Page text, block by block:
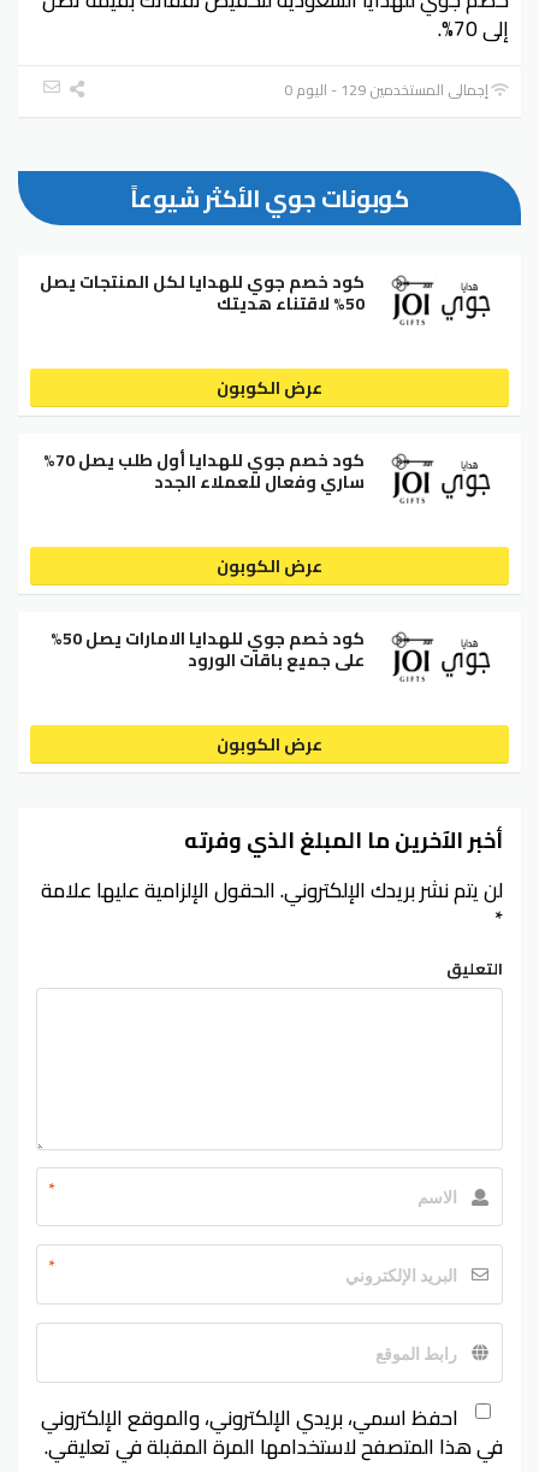
إلى 70%.
إجمالي المستخدمين 129 - اليوم 0
كوبونات جوي الأكثر شيوعاً
كود خصم جوي للهدايا لكل المنتجات يصل
50% لاقتناء هديتك
عرض الكوبون
كود خصم جوي للهدايا أول طلب يصل 70%
ساري وفعال للعملاء الجدد
عرض الكوبون
كود خصم جوي للهدايا الامارات يصل 50%
على جميع باقات الورود
عرض الكوبون
أخبر الآخرين ما المبلغ الذي وفرته
لن يتم نشر بريدك الإلكتروني.الحقول الإلزامية عليها علامة
*
التعليق
*
*
احفظ اسمي، بريدي الإلكتروني، والموقع الإلكتروني
في هذا المتصفح لاستخدامها المرة المقبلة في تعليقي.